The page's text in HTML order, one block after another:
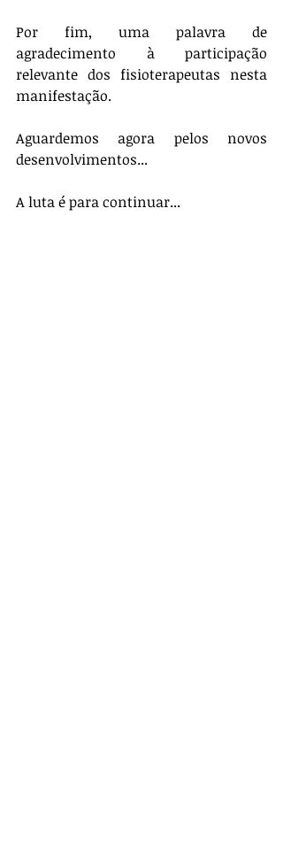
Por fim, uma palavra de
agradecimento à participação
relevante dos fisioterapeutas nesta
manifestação.
Aguardemos agora pelos novos
desenvolvimentos...
A luta é para continuar...